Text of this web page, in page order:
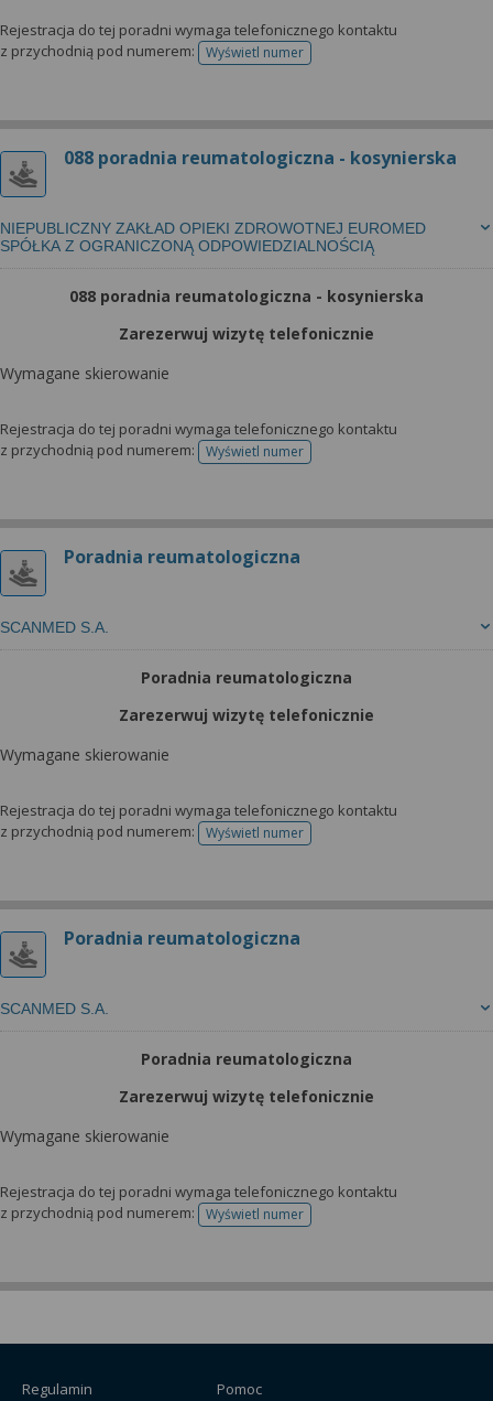
Rejestracja do tej poradni wymaga telefonicznego kontaktu
z przychodnią pod numerem:
Wyświetl numertelefonu do rejestracji
088 poradnia reumatologiczna - kosynierska
NIEPUBLICZNY ZAKŁAD OPIEKI ZDROWOTNEJ EUROMED
SPÓŁKA Z OGRANICZONĄ ODPOWIEDZIALNOŚCIĄ
088 poradnia reumatologiczna - kosynierska
Zarezerwuj wizytę telefonicznie
Wymagane skierowanie
Rejestracja do tej poradni wymaga telefonicznego kontaktu
z przychodnią pod numerem:
Wyświetl numertelefonu do rejestracji
Poradnia reumatologiczna
SCANMED S.A.
Poradnia reumatologiczna
Zarezerwuj wizytę telefonicznie
Wymagane skierowanie
Rejestracja do tej poradni wymaga telefonicznego kontaktu
z przychodnią pod numerem:
Wyświetl numertelefonu do rejestracji
Poradnia reumatologiczna
SCANMED S.A.
Poradnia reumatologiczna
Zarezerwuj wizytę telefonicznie
Wymagane skierowanie
Rejestracja do tej poradni wymaga telefonicznego kontaktu
z przychodnią pod numerem:
Wyświetl numertelefonu do rejestracji
Regulamin
Pomoc